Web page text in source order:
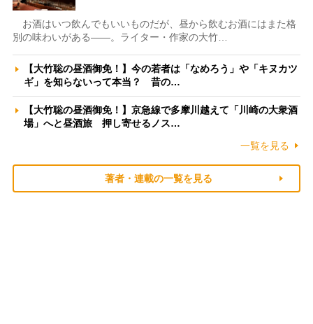
お酒はいつ飲んでもいいものだが、昼から飲むお酒にはまた格
別の味わいがある――。ライター・作家の大竹…
【大竹聡の昼酒御免！】今の若者は「なめろう」や「キヌカツ
ギ」を知らないって本当？ 昔の…
【大竹聡の昼酒御免！】京急線で多摩川越えて「川崎の大衆酒
場」へと昼酒旅 押し寄せるノス…
一覧を見る
著者・連載の一覧を見る